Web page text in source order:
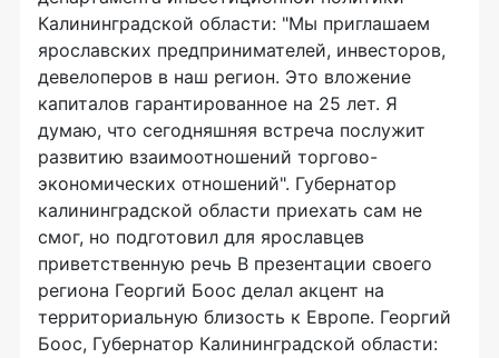
Калининградской области: "Мы приглашаем
ярославских предпринимателей, инвесторов,
девелоперов в наш регион. Это вложение
капиталов гарантированное на 25 лет. Я
думаю, что сегодняшняя встреча послужит
развитию взаимоотношений торгово-
экономических отношений". Губернатор
калининградской области приехать сам не
смог, но подготовил для ярославцев
приветственную речь В презентации своего
региона Георгий Боос делал акцент на
территориальную близость к Европе. Георгий
Боос, Губернатор Калининградской области: